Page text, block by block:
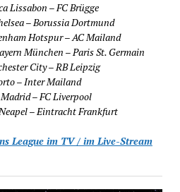
Lissabon – FC Brügge
– Borussia Dortmund
Hotspur – AC Mailand
München – Paris St. Germain
City – RB Leipzig
– Inter Mailand
– FC Liverpool
– Eintracht Frankfurt
League im TV / im Live-Stream